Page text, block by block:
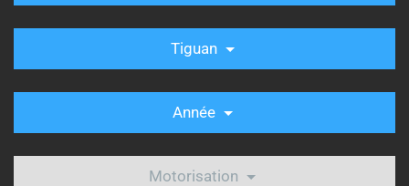
Tiguan
Année
Motorisation